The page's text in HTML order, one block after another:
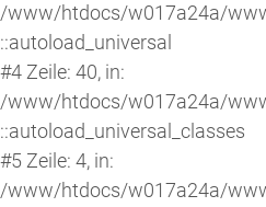
/www/htdocs/w017a24a/
::autoload_universal
#4 Zeile: 40, in:
/www/htdocs/w017a24a/
::autoload_universal_classes
#5 Zeile: 4, in:
/www/htdocs/w017a24a/